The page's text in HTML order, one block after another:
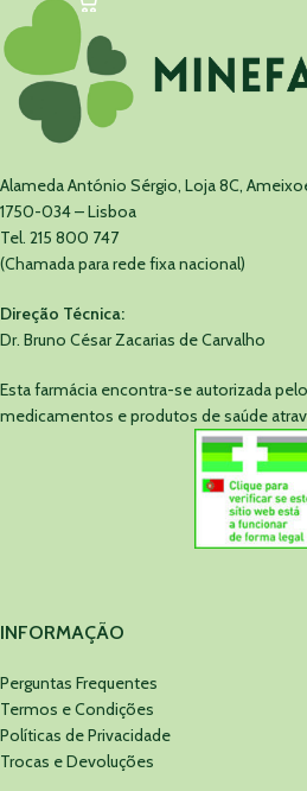
Alameda António Sérgio, Loja 8C,
1750-034 – Lisboa
Tel. 215 800 747
(Chamada para rede fixa nacional)
Direção Técnica:
Dr. Bruno César Zacarias de Carvalho
Esta farmácia encontra-se autorizada pelo
medicamentos e produtos de saúde
INFORMAÇÃO
Perguntas Frequentes
Termos e Condições
Políticas de Privacidade
Trocas e Devoluções